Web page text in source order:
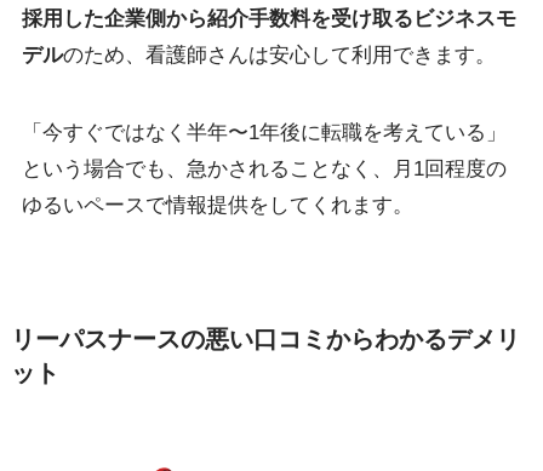
採用した企業側から紹介手数料を受け取るビジネスモ
デルのため、看護師さんは安心して利用できます。
「今すぐではなく半年〜1年後に転職を考えている」
という場合でも、急かされることなく、月1回程度の
ゆるいペースで情報提供をしてくれます。
リーパスナースの悪い口コミからわかるデメリ
ット